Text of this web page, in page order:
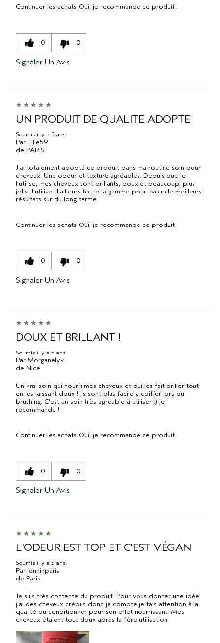
Continuer les achats Oui, je recommande ce produit
0 0
Signaler Un Avis
UN PRODUIT DE QUALITE ADOPTE
Soumis il y a 5 ans
Par Lilie59
de PARIS
J'ai totalement adopté ce produit dans ma routine soin pour
cheveux. Une odeur et texture agréables. Depuis que je
l'utilise, mes cheveux sont brillants, doux et beaucoupl plus
jolis. J'utilise d'ailleurs toute la gamme pour avoir de meilleurs
résultats sur du long terme.
Continuer les achats Oui, je recommande ce produit
0 0
Signaler Un Avis
DOUX ET BRILLANT !
Soumis il y a 5 ans
Par Morganelyv
de Nice
Un vrai soin qui nourri mes cheveux et qui les fait briller tout
en les laissant doux ! Ils sont plus facile a coiffer lors du
brushing. C'est un soin très agréable à utiliser :) je
recommande !
Continuer les achats Oui, je recommande ce produit
0 0
Signaler Un Avis
L'ODEUR EST TOP ET C'EST VÉGAN
Soumis il y a 5 ans
Par jenninparis
de Paris
Je suis très contente du produit. Pour vous donner une idée,
j'ai des cheveux crépus donc je compte je fais attention à la
qualité du conditionner pour son effet nourrissant. Mes
cheveux étaient tout doux après la 1ère utilisation